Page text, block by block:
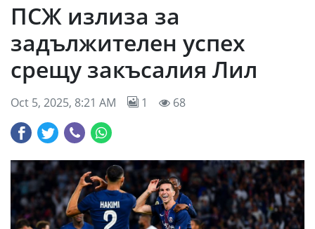
ПСЖ излиза за
задължителен успех
срещу закъсалия Лил
Oct 5, 2025, 8:21 AM 1 68